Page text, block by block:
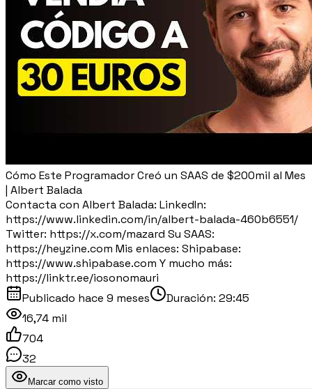
Cómo Este Programador Creó un SAAS de $200mil al Mes
| Albert Balada
Contacta con Albert Balada: LinkedIn:
https://www.linkedin.com/in/albert-balada-460b6551/
Twitter: https://x.com/mazard Su SAAS:
https://heyzine.com Mis enlaces: Shipabase:
https://www.shipabase.com Y mucho más:
https://linktr.ee/iosonomauri
Publicado hace 9 meses Duración: 29:45
16,74 mil
704
32
Marcar como visto